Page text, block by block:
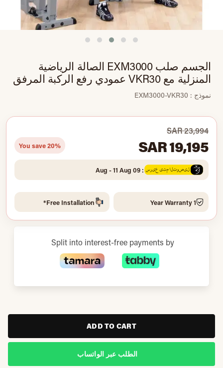
الجسم صلب EXM3000 الصالة الرياضية
المنزلية مع VKR30 عمودي رفع الركبة المرفق
نموذج : EXM3000-VKR30
SAR 23,994
SAR 19,195
You save 20%
: 09 Aug - 11 Aug
1 Year Warranty
Free Installation*
Split into interest-free payments by
ADD TO CART
الطلب عبر الواتساب